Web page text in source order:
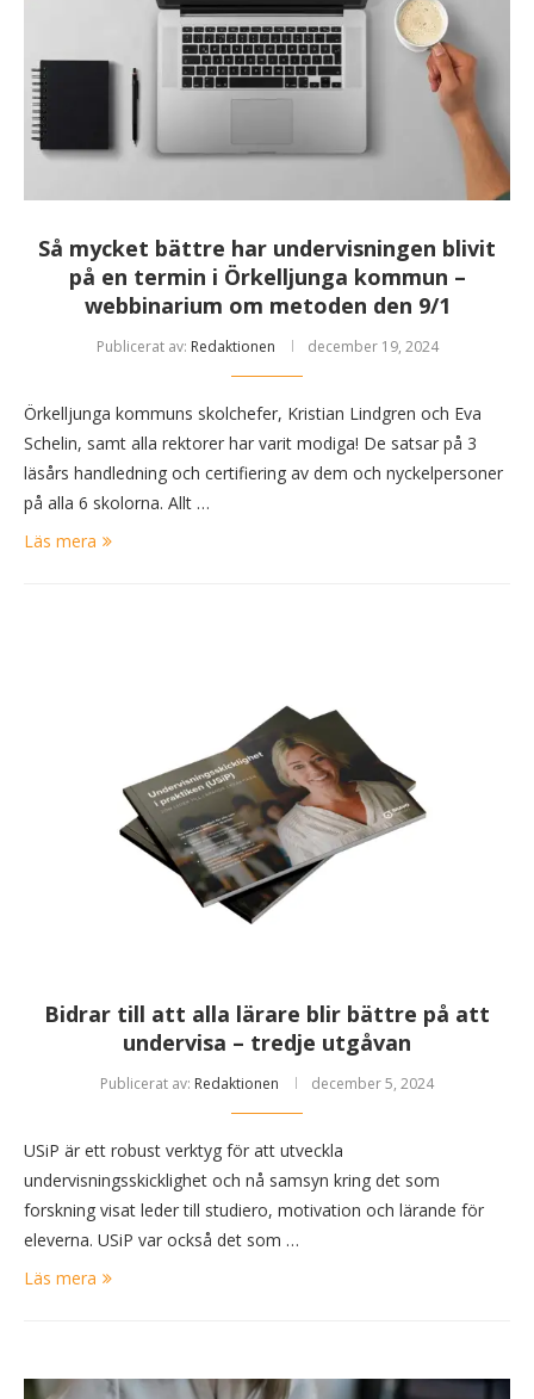
Så mycket bättre har undervisningen blivit
på en termin i Örkelljunga kommun –
webbinarium om metoden den 9/1
Publicerat av: Redaktionen december 19, 2024
Örkelljunga kommuns skolchefer, Kristian Lindgren och Eva
Schelin, samt alla rektorer har varit modiga! De satsar på 3
läsårs handledning och certifiering av dem och nyckelpersoner
på alla 6 skolorna. Allt …
Läs mera
Bidrar till att alla lärare blir bättre på att
undervisa – tredje utgåvan
Publicerat av: Redaktionen december 5, 2024
USiP är ett robust verktyg för att utveckla
undervisningsskicklighet och nå samsyn kring det som
forskning visat leder till studiero, motivation och lärande för
eleverna. USiP var också det som …
Läs mera